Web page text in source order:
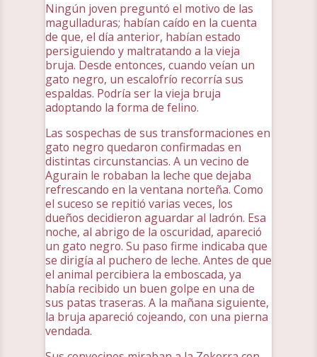
Ningún joven preguntó el motivo de las
magulladuras; habían caído en la cuenta
de que, el día anterior, habían estado
persiguiendo y maltratando a la vieja
bruja. Desde entonces, cuando veían un
gato negro, un escalofrío recorría sus
espaldas. Podría ser la vieja bruja
adoptando la forma de felino.
Las sospechas de sus transformaciones en
gato negro quedaron confirmadas en
distintas circunstancias. A un vecino de
Agurain le robaban la leche que dejaba
refrescando en la ventana norteña. Como
el suceso se repitió varias veces, los
dueños decidieron aguardar al ladrón. Esa
noche, al abrigo de la oscuridad, apareció
un gato negro. Su paso firme indicaba que
se dirigía al puchero de leche. Antes de que
el animal percibiera la emboscada, ya
había recibido un buen golpe en una de
sus patas traseras. A la mañana siguiente,
la bruja apareció cojeando, con una pierna
vendada.